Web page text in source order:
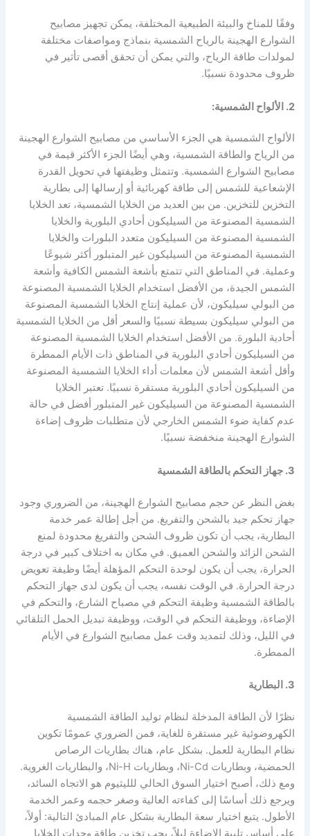
وفقًا للمناخ والبيئة الطبيعية المختلفة، يمكن تجهيز مصابيح
الشوارع الهجينة بالرياح الشمسية بنماذج ومواصفات مختلفة
لمولدات طاقة الرياح، والتي يمكن أن تحقق أقصى تأثير في
ظروف محدودة نسبيًا.
2. الألواح الشمسية:
الألواح الشمسية هي الجزء الأساسي من مصابيح الشوارع الهجينة
من الرياح والطاقة الشمسية، وهي أيضًا الجزء الأكثر قيمة في
مصابيح الشوارع الشمسية. وتتمثل وظيفتها في تحويل القدرة
الإشعاعية للشمس إلى طاقة كهربائية أو إرسالها إلى بطارية
التخزين للتخزين. من بين العديد من الخلايا الشمسية، تعد الخلايا
الشمسية المصنوعة من السيليكون أحادي البلورية والخلايا
الشمسية المصنوعة من السيليكون متعدد البلورات والخلايا
الشمسية المصنوعة من السيليكون غير المتبلور أكثر شيوعًا
وعملية. في المناطق التي تتمتع بأشعة الشمس الكافية وأشعة
الشمس الجيدة، من الأفضل استخدام الخلايا الشمسية المصنوعة
من البولي سيليكون، لأن عملية إنتاج الخلايا الشمسية المصنوعة
من البولي سيليكون بسيطة نسبيًا والسعر أقل من الخلايا الشمسية
أحادية البلورة. من الأفضل استخدام الخلايا الشمسية المصنوعة
من السيليكون أحادي البلورية في المناطق ذات الأيام الممطرة
وأقل أشعة الشمس لأن معلمات أداء الخلايا الشمسية المصنوعة
من السيليكون أحادي البلورية مستقرة نسبيًا. تعتبر الخلايا
الشمسية المصنوعة من السيليكون غير المتبلور أفضل في حالة
عدم كفاية ضوء الشمس الخارجي لأن متطلبات ظروف إضاءة
الشوارع الهجينة منخفضة نسبيًا.
3. جهاز التحكم بالطاقة الشمسية
بغض النظر عن حجم مصابيح الشوارع الهجينة، من الضروري وجود
جهاز تحكم جيد بالشحن والتفريغ. من أجل إطالة عمر خدمة
البطارية، يجب أن تكون ظروف الشحن والتفريغ محدودة لمنع
الشحن الزائد والشحن العميق. في مكان به اختلاف كبير في درجة
الحرارة، يجب أن يكون لوحدة التحكم المؤهلة أيضًا وظيفة تعويض
درجة الحرارة. في الوقت نفسه، يجب أن يكون لدى جهاز التحكم
بالطاقة الشمسية وظيفة التحكم في مصباح الشارع، والتحكم في
الإضاءة، ووظيفة التحكم في الوقت، ووظيفة تبديل الحمل التلقائي
في الليل، وذلك لتمديد وقت عمل مصابيح الشوارع في الأيام
الممطرة.
3. البطارية
نظرًا لأن الطاقة المدخلة لنظام توليد الطاقة الشمسية
الكهروضوئية غير مستقرة للغاية، فمن الضروري عمومًا تكوين
نظام البطارية للعمل. بشكل عام، هناك بطاريات الرصاص
الحمضية، وبطاريات Ni-Cd، وبطاريات Ni-H، والبطاريات الغروية.
ومع ذلك، أصبح اختيار السوق الحالي للليثيوم هو الاتجاه السائد،
ويرجع ذلك أساسًا إلى كفاءته العالية وصغر حجمه وعمر الخدمة
الأطول. يتبع اختيار سعة البطارية بشكل عام المبادئ التالية: أولاً،
على أساس تلبية الإضاءة ليلاً، يجب تخزين طاقة وحدات الخلايا